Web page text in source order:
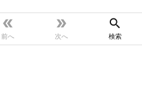

前へ

次へ

検索